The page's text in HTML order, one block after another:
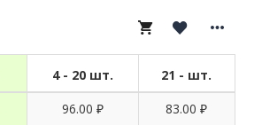
4 - 20 шт. 21 - шт.
96.00 ₽ 83.00 ₽